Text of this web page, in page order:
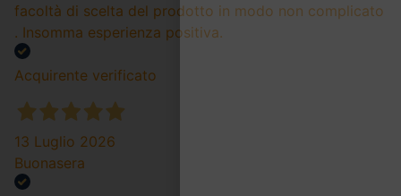
facoltà di scelta del prodotto in modo non complicato
. Insomma esperienza positiva.
Acquirente verificato
13 Luglio 2026
Buonasera